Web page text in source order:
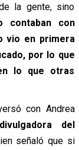
la gente, sino
contaban con
vio en primera
por lo que
lo que otras
con Andrea
del
señaló que si